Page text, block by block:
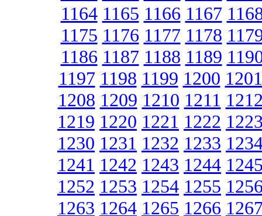
1164 1165 1166 1167
1175 1176 1177 1178
1186 1187 1188 1189
1197 1198 1199 1200 1201
1208 1209 1210 1211
1219 1220 1221 1222
1230 1231 1232 1233
1241 1242 1243 1244
1252 1253 1254 1255
1263 1264 1265 1266